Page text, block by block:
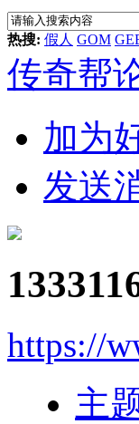
热搜: 假人 GOM
传奇帮
加为
发送
https://
主